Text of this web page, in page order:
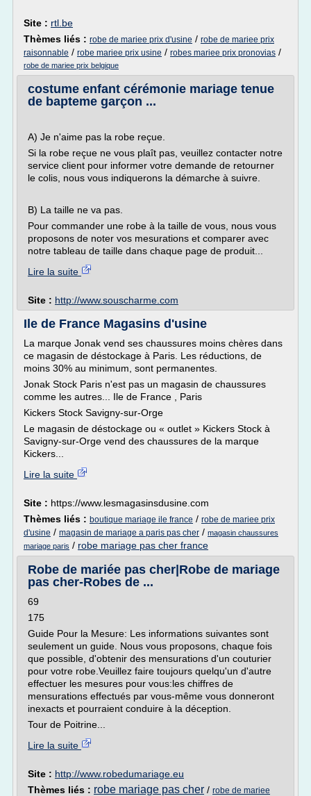
Site : rtl.be
Thèmes liés : robe de mariee prix d'usine / robe de mariee prix
raisonnable / robe mariee prix usine / robes mariee prix pronovias /
robe de mariee prix belgique
costume enfant cérémonie mariage tenue
de bapteme garçon ...
A) Je n'aime pas la robe reçue.
Si la robe reçue ne vous plaît pas, veuillez contacter notre
service client pour informer votre demande de retourner
le colis, nous vous indiquerons la démarche à suivre.
B) La taille ne va pas.
Pour commander une robe à la taille de vous, nous vous
proposons de noter vos mesurations et comparer avec
notre tableau de taille dans chaque page de produit...
Lire la suite
Site : http://www.souscharme.com
Ile de France Magasins d'usine
La marque Jonak vend ses chaussures moins chères dans
ce magasin de déstockage à Paris. Les réductions, de
moins 30% au minimum, sont permanentes.
Jonak Stock Paris n'est pas un magasin de chaussures
comme les autres... Ile de France , Paris
Kickers Stock Savigny-sur-Orge
Le magasin de déstockage ou « outlet » Kickers Stock à
Savigny-sur-Orge vend des chaussures de la marque
Kickers...
Lire la suite
Site : https://www.lesmagasinsdusine.com
Thèmes liés : boutique mariage ile france / robe de mariee prix
d'usine / magasin de mariage a paris pas cher / magasin chaussures
mariage paris / robe mariage pas cher france
Robe de mariée pas cher|Robe de mariage
pas cher-Robes de ...
69
175
Guide Pour la Mesure: Les informations suivantes sont
seulement un guide. Nous vous proposons, chaque fois
que possible, d'obtenir des mensurations d'un couturier
pour votre robe.Veuillez faire toujours quelqu'un d'autre
effectuer les mesures pour vous:les chiffres de
mensurations effectués par vous-même vous donneront
inexacts et pourraient conduire à la déception.
Tour de Poitrine...
Lire la suite
Site : http://www.robedumariage.eu
Thèmes liés : robe mariage pas cher / robe de mariee